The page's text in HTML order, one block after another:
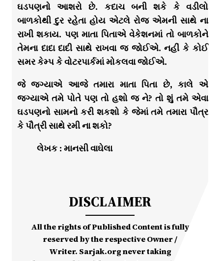
ઘડપણનો આશરો છે. કદાચ બની શકે કે વડીલો
બાળકોથી દુર રહેતા હોય એટલે રોજ એમની સાથે ના
રાખી શકાય. પણ માતા પિતાએ વેકેશનમાં તો બાળકોને
તેમના દાદા દાદી સાથે રાખવા જ જોઈએ. નહીં કે કોઈ
સમર કેમ્પ કે વોટરપાર્કમાં મોકલવા જોઈએ.
જે જગ્યાએ આજે તમારા માતા પિતા છે, કાલે એ
જગ્યાએ તમે પોતે પણ તો હશો જ ને? તો શું તમે એવા
ઘડપણનો સામનો કરી શકશો કે જેમાં તમે તમારા પૌત્ર
કે પૌત્રી સાથે રમી ના શકો?
લેખક : માનસી વાઘેલા
DISCLAIMER
All the rights of Published Content is fully
reserved by the respective Owner /
Writer. Sarjak.org never taking